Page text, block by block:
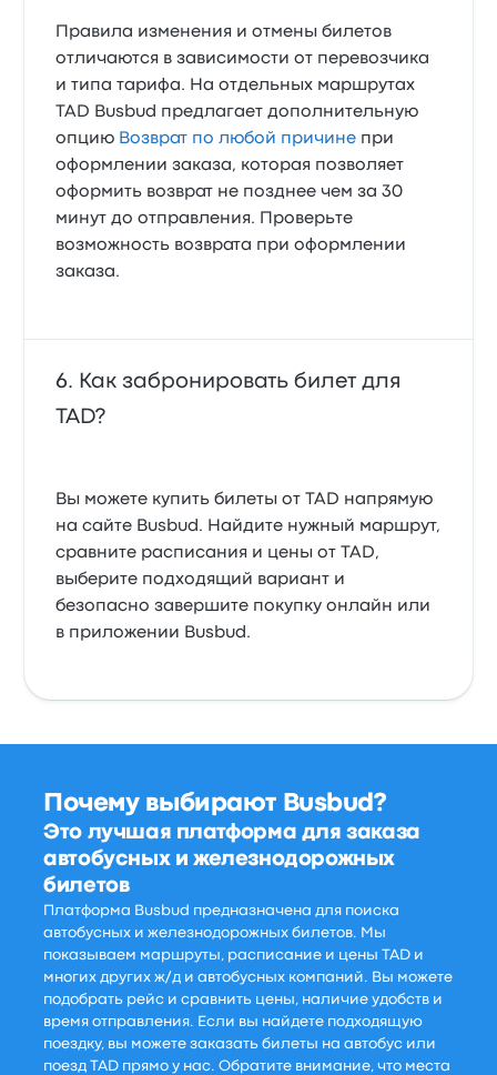
Правила изменения и отмены билетов
отличаются в зависимости от перевозчика
и типа тарифа. На отдельных маршрутах
TAD Busbud предлагает дополнительную
опцию Возврат по любой причине при
оформлении заказа, которая позволяет
оформить возврат не позднее чем за 30
минут до отправления. Проверьте
возможность возврата при оформлении
заказа.
Как забронировать билет для
TAD?
Вы можете купить билеты от TAD напрямую
на сайте Busbud. Найдите нужный маршрут,
сравните расписания и цены от TAD,
выберите подходящий вариант и
безопасно завершите покупку онлайн или
в приложении Busbud.
Почему выбирают Busbud?
Это лучшая платформа для заказа
автобусных и железнодорожных
билетов
Платформа Busbud предназначена для поиска
автобусных и железнодорожных билетов. Мы
показываем маршруты, расписание и цены TAD и
многих других ж/д и автобусных компаний. Вы можете
подобрать рейс и сравнить цены, наличие удобств и
время отправления. Если вы найдете подходящую
поездку, вы можете заказать билеты на автобус или
поезд TAD прямо у нас. Обратите внимание, что места